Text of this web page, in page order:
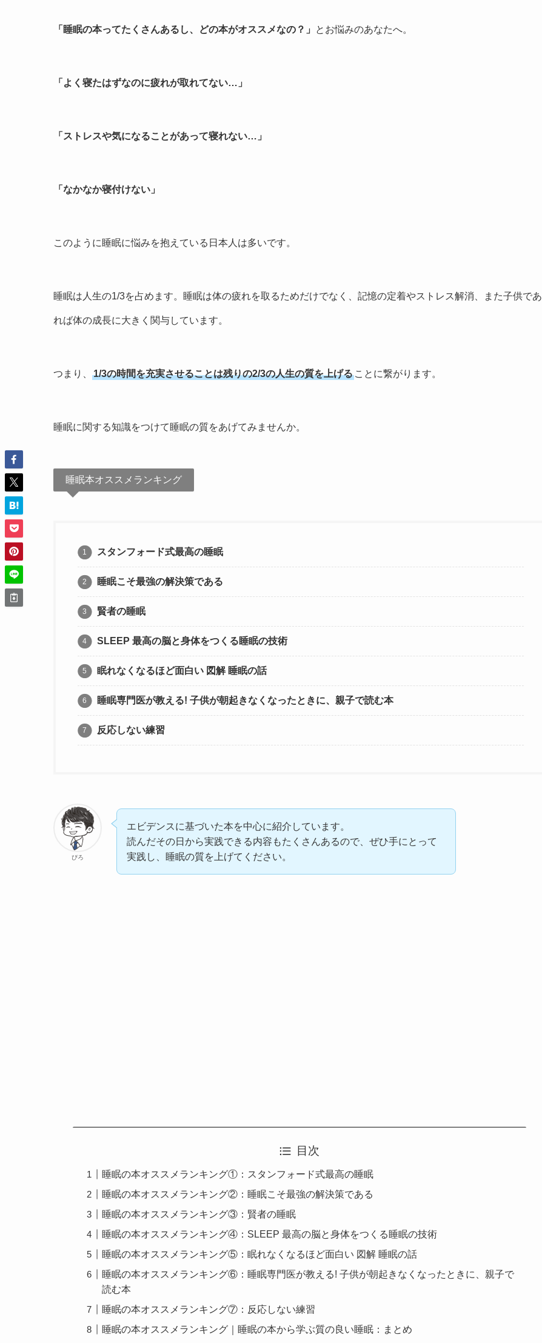
「睡眠の本ってたくさんあるし、どの本がオススメなの？」 とお悩みのあなたへ。
「よく寝たはずなのに疲れが取れてない…」
「ストレスや気になることがあって寝れない…」
「なかなか寝付けない」
このように睡眠に悩みを抱えている日本人は多いです。
睡眠は人生の1/3を占めます。睡眠は体の疲れを取るためだけでなく、記憶の定着やストレス解消、また子供であ
れば体の成長に大きく関与しています。
つまり、 1/3の時間を充実させることは残りの2/3の人生の質を上げる ことに繋がります。
睡眠に関する知識をつけて睡眠の質をあげてみませんか。
睡眠本オススメランキング
スタンフォード式最高の睡眠
睡眠こそ最強の解決策である
賢者の睡眠
SLEEP 最高の脳と身体をつくる睡眠の技術
眠れなくなるほど面白い 図解 睡眠の話
睡眠専門医が教える! 子供が朝起きなくなったときに、親子で読む本
反応しない練習
ぴろ
エビデンスに基づいた本を中心に紹介しています。
読んだその日から実践できる内容もたくさんあるので、ぜひ手にとって
実践し、睡眠の質を上げてください。
目次
睡眠の本オススメランキング①：スタンフォード式最高の睡眠
睡眠の本オススメランキング②：睡眠こそ最強の解決策である
睡眠の本オススメランキング③：賢者の睡眠
睡眠の本オススメランキング④：SLEEP 最高の脳と身体をつくる睡眠の技術
睡眠の本オススメランキング⑤：眠れなくなるほど面白い 図解 睡眠の話
睡眠の本オススメランキング⑥：睡眠専門医が教える! 子供が朝起きなくなったときに、親子で
読む本
睡眠の本オススメランキング⑦：反応しない練習
睡眠の本オススメランキング｜睡眠の本から学ぶ質の良い睡眠：まとめ